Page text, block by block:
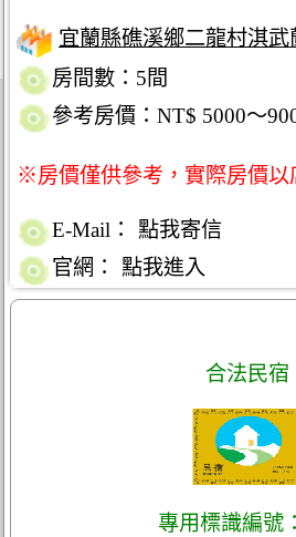
宜蘭縣礁溪鄉二龍村淇武
房間數：5間
參考房價：NT$ 5000～
※房價僅供參考，實際房價
E-Mail：
點我寄信
官網：
點我進入
合法民宿
專用標識編號